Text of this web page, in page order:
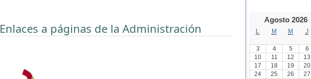
Enlaces a páginas de la Administración
Agosto 2026
M M J
3
4 5 6
10
11 12 13
17
18 19 20
24
25 26 27